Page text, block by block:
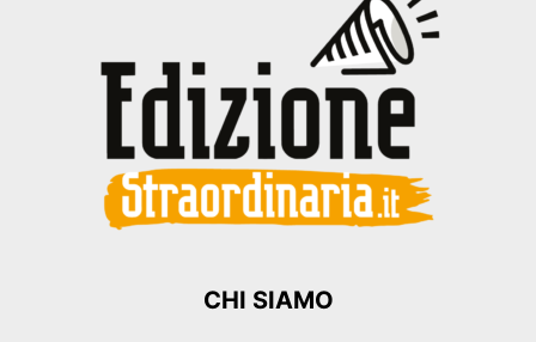
CHI SIAMO